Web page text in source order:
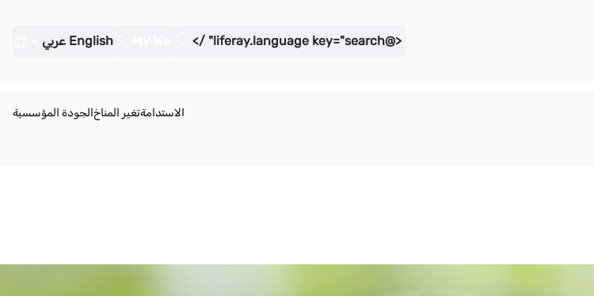
<@liferay.language key="search" />
English عربي
الاستدامةتغير المناخالجودة المؤسسية